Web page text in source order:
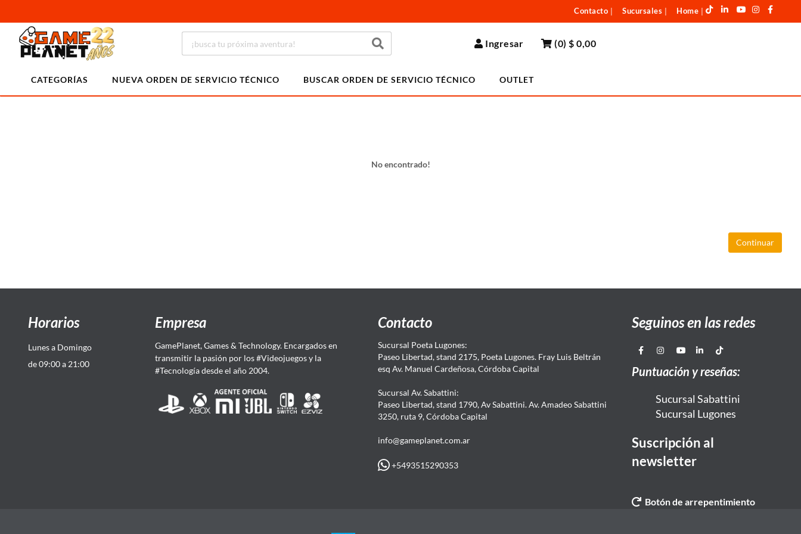
Contacto Sucursales Home
Ingresar (0)$ 0,00
CATEGORÍAS NUEVA ORDEN DE SERVICIO TÉCNICO BUSCAR ORDEN DE SERVICIO TÉCNICO OUTLET
No encontrado!
Continuar
Horarios
Lunes a Domingo
de 09:00 a 21:00
Empresa
GamePlanet, Games & Technology. Encargados en
transmitir la pasión por los #Videojuegos y la
#Tecnología desde el año 2004.
Contacto
Sucursal Poeta Lugones:
Paseo Libertad, stand 2175, Poeta Lugones. Fray Luis Beltrán
esq Av. Manuel Cardeñosa, Córdoba Capital
Sucursal Av. Sabattini:
Paseo Libertad, stand 1790, Av Sabattini. Av. Amadeo Sabattini
3250, ruta 9, Córdoba Capital
info@gameplanet.com.ar
+5493515290353
Seguinos en las redes
Puntuación y reseñas:
Sucursal Sabattini
Sucursal Lugones
Suscripción al
newsletter
Botón de arrepentimiento